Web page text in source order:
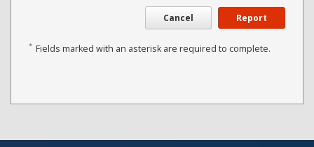
Cancel Report
* Fields marked with an asterisk are required to complete.